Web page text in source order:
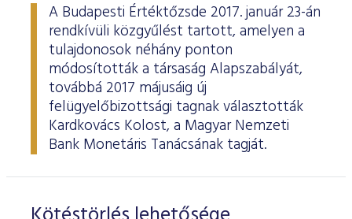
A Budapesti Értéktőzsde 2017. január 23-án
rendkívüli közgyűlést tartott, amelyen a
tulajdonosok néhány ponton
módosították a társaság Alapszabályát,
továbbá 2017 májusáig új
felügyelőbizottsági tagnak választották
Kardkovács Kolost, a Magyar Nemzeti
Bank Monetáris Tanácsának tagját.